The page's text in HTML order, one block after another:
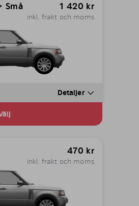
Små
1 420 kr
inkl. frakt och moms
Detaljer
470 kr
inkl. frakt och moms